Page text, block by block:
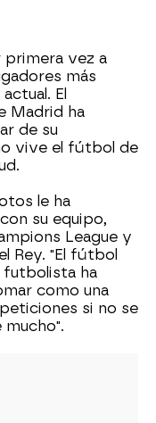
primera vez a
más
El
Madrid ha
de su
vive el fútbol de
le ha
su equipo,
League y
Rey. "El fútbol
futbolista ha
como una
si no se
mucho".